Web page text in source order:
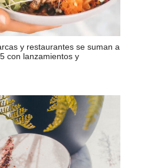
y restaurantes se suman a
con lanzamientos y